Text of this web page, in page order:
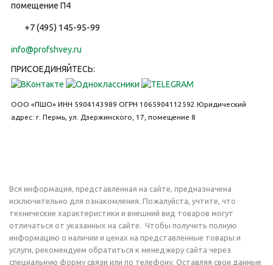
помещение П4
+7 (495) 145-95-99
info@profshvey.ru
ПРИСОЕДИНЯЙТЕСЬ:
ООО «ПШО» ИНН 5904143989 ОГРН 1065904112592 Юридический
адрес: г. Пермь, ул. Дзержинского, 17, помещение 8
Вся информация, представленная на сайте, предназначена
исключительно для ознакомления. Пожалуйста, учтите, что
технические характеристики и внешний вид товаров могут
отличаться от указанных на сайте. Чтобы получить полную
информацию о наличии и ценах на представленные товары и
услуги, рекомендуем обратиться к менеджеру сайта через
специальную форму связи или по телефону. Оставляя свои данные